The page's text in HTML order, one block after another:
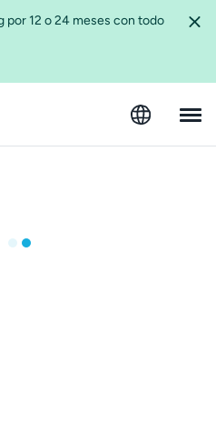
por 12 o 24 meses con todo